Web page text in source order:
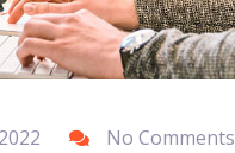
No Comments